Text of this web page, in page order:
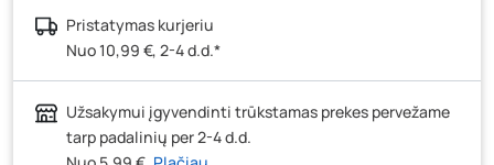
Šilutės pl. 83A, Klaipėda
Pramonės g. 7, Šiauliai
Santaikos g. 26B, Alytus - 41 pakuotė
J. Basanavičiaus g. 6, Utena
Pristatymas kurjeriu
Nuo 10,99 €, 2-4 d.d.*
Užsakymui įgyvendinti trūkstamas prekes pervežame
tarp padalinių per 2-4 d.d.